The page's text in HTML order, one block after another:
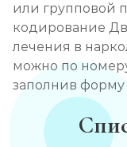
или групповой
кодирование
лечения в
можно по
заполнив форму